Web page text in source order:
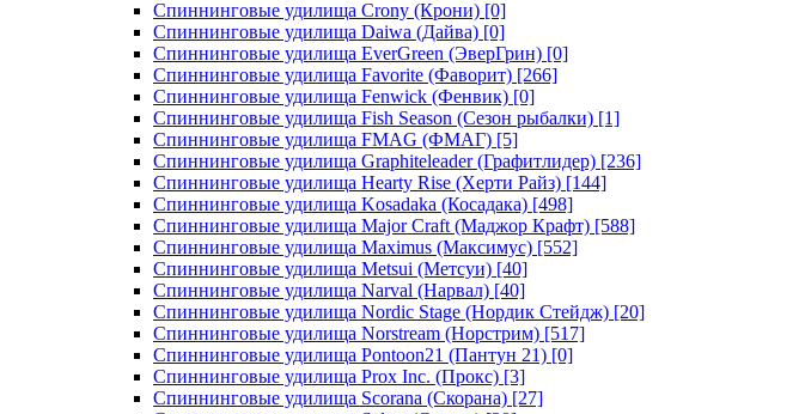
Спиннинговые удилища Crony (Крони) [0]
Спиннинговые удилища Daiwa (Дайва) [0]
Спиннинговые удилища EverGreen (ЭверГрин) [0]
Спиннинговые удилища Favorite (Фаворит) [266]
Спиннинговые удилища Fenwick (Фенвик) [0]
Спиннинговые удилища Fish Season (Сезон рыбалки) [1]
Спиннинговые удилища FMAG (ФМАГ) [5]
Спиннинговые удилища Graphiteleader (Графитлидер) [236]
Спиннинговые удилища Hearty Rise (Херти Райз) [144]
Спиннинговые удилища Kosadaka (Косадака) [498]
Спиннинговые удилища Major Craft (Маджор Крафт) [588]
Спиннинговые удилища Maximus (Максимус) [552]
Спиннинговые удилища Metsui (Метсуи) [40]
Спиннинговые удилища Narval (Нарвал) [40]
Спиннинговые удилища Nordic Stage (Нордик Стейдж) [20]
Спиннинговые удилища Norstream (Норстрим) [517]
Спиннинговые удилища Pontoon21 (Пантун 21) [0]
Спиннинговые удилища Prox Inc. (Прокс) [3]
Спиннинговые удилища Scorana (Скорана) [27]